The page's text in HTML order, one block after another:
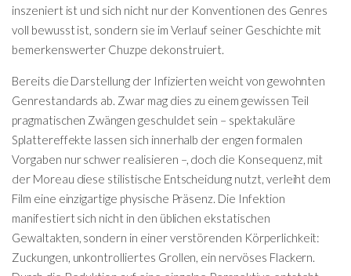
inszeniert ist und sich nicht nur der Konventionen des Genres
voll bewusst ist, sondern sie im Verlauf seiner Geschichte mit
bemerkenswerter Chuzpe dekonstruiert.
Bereits die Darstellung der Infizierten weicht von gewohnten
Genrestandards ab. Zwar mag dies zu einem gewissen Teil
pragmatischen Zwängen geschuldet sein – spektakuläre
Splattereffekte lassen sich innerhalb der engen formalen
Vorgaben nur schwer realisieren –, doch die Konsequenz, mit
der Moreau diese stilistische Entscheidung nutzt, verleiht dem
Film eine einzigartige physische Präsenz. Die Infektion
manifestiert sich nicht in den üblichen ekstatischen
Gewaltakten, sondern in einer verstörenden Körperlichkeit:
Zuckungen, unkontrolliertes Grollen, ein nervöses Flackern.